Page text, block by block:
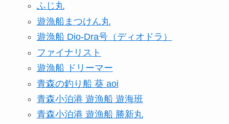
ふじ丸
遊漁船まつけん丸
遊漁船 Dio-Dra号（ディオドラ）
ファイナリスト
遊漁船 ドリーマー
青森の釣り船 葵 aoi
青森小泊港 遊漁船 遊海班
青森小泊港 遊漁船 勝新丸